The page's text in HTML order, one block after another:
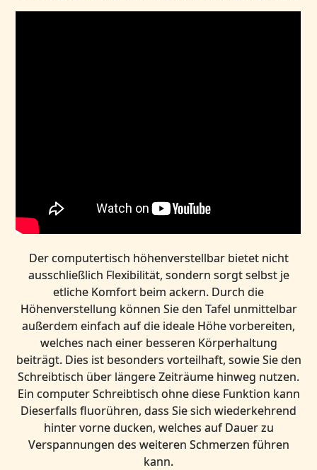
Der computertisch höhenverstellbar bietet nicht
ausschließlich Flexibilität, sondern sorgt selbst je
etliche Komfort beim ackern. Durch die
Höhenverstellung können Sie den Tafel unmittelbar
außerdem einfach auf die ideale Höhe vorbereiten,
welches nach einer besseren Körperhaltung
beiträgt. Dies ist besonders vorteilhaft, sowie Sie den
Schreibtisch über längere Zeiträume hinweg nutzen.
Ein computer Schreibtisch ohne diese Funktion kann
Dieserfalls fluorühren, dass Sie sich wiederkehrend
hinter vorne ducken, welches auf Dauer zu
Verspannungen des weiteren Schmerzen führen
kann.